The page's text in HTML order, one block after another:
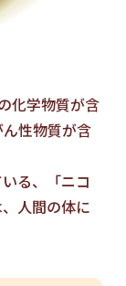
化学物質が含
性物質が含
る、「ニコ
人間の体に